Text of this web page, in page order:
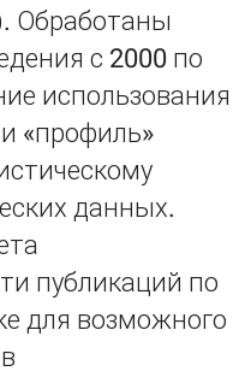
Обработаны
с 2000 по
использования
«профиль»
данных.
публикаций по
для возможного